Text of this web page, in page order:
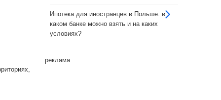
Ипотека для иностранцев в Польше: в
каком банке можно взять и на каких
условиях?
реклама